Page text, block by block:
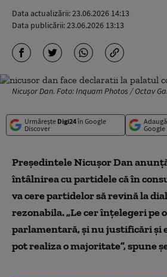
Data actualizării:23.06.2026 14:13
Data publicării:23.06.2026 13:13
Nicușor Dan. Foto: Inquam Photos / Octav
Urmărește Digi24în Google
Discover
Adaugă
Google
Preşedintele Nicuşor Dan
întâlnirea cu partidele că în
va cere partidelor să revină la
rezonabila. „Le cer înţelegeri pe
parlamentară, şi nu justificări şi
pot realiza o majoritate”, spune